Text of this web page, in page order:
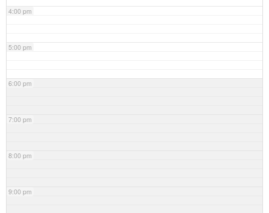
4:00 pm
5:00 pm
6:00 pm
7:00 pm
8:00 pm
9:00 pm